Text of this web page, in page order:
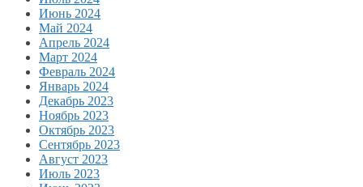
Июнь 2024
Май 2024
Апрель 2024
Март 2024
Февраль 2024
Январь 2024
Декабрь 2023
Ноябрь 2023
Октябрь 2023
Сентябрь 2023
Август 2023
Июль 2023